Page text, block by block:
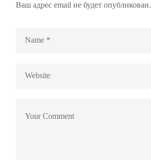
Ваш адрес email не будет опубликован.